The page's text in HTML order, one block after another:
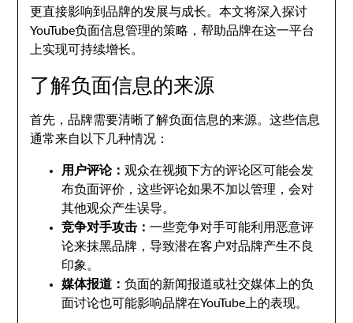
更直接影响到品牌的发展与成长。本文将深入探讨
YouTube负面信息管理的策略，帮助品牌在这一平台
上实现可持续增长。
了解负面信息的来源
首先，品牌需要清晰了解负面信息的来源。这些信息
通常来自以下几种情况：
用户评论： 观众在视频下方的评论区可能会发
布负面评价，这些评论如果不加以管理，会对
其他观众产生误导。
竞争对手攻击：一些竞争对手可能利用恶意评
论来抹黑品牌，导致潜在客户对品牌产生不良
印象。
媒体报道：负面的新闻报道或社交媒体上的负
面讨论也可能影响品牌在YouTube上的表现。